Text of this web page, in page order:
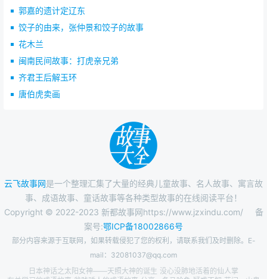
郭嘉的遗计定辽东
饺子的由来，张仲景和饺子的故事
花木兰
闽南民间故事：打虎亲兄弟
齐君王后解玉环
唐伯虎卖画
云飞故事网是一个整理汇集了大量的经典儿童故事、名人故事、寓言故
事、成语故事、童话故事等各种类型故事的在线阅读平台！
Copyright © 2022-2023 新都故事网https://www.jzxindu.com/
备
案号:鄂ICP备18002866号
部分内容来源于互联网，如果转载侵犯了您的权利，请联系我们及时删除。E-
mail：32081037@qq.com
日本神话之太阳女神——天照大神的诞生 没心没肺地活着的仙人掌